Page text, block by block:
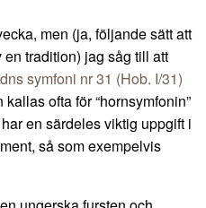
men (ja, följande sätt att
tradition) jag såg till att
symfoni nr 31 (Hob. I/31)
ofta för “hornsymfonin”
en särdeles viktig uppgift i
så som exempelvis